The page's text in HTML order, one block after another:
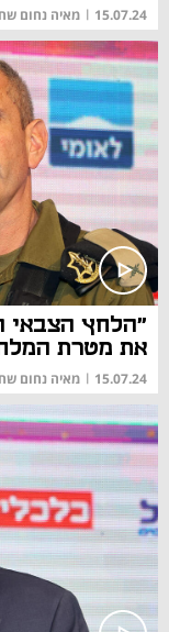
15.07.24
| מאיה נחום
"הלחץ הצבאי
את מטרת
15.07.24
| מאיה נחום